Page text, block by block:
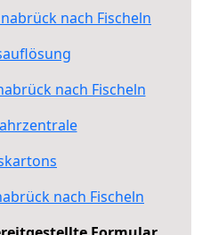
nach Fischeln
nach Fischeln
nach Fischeln